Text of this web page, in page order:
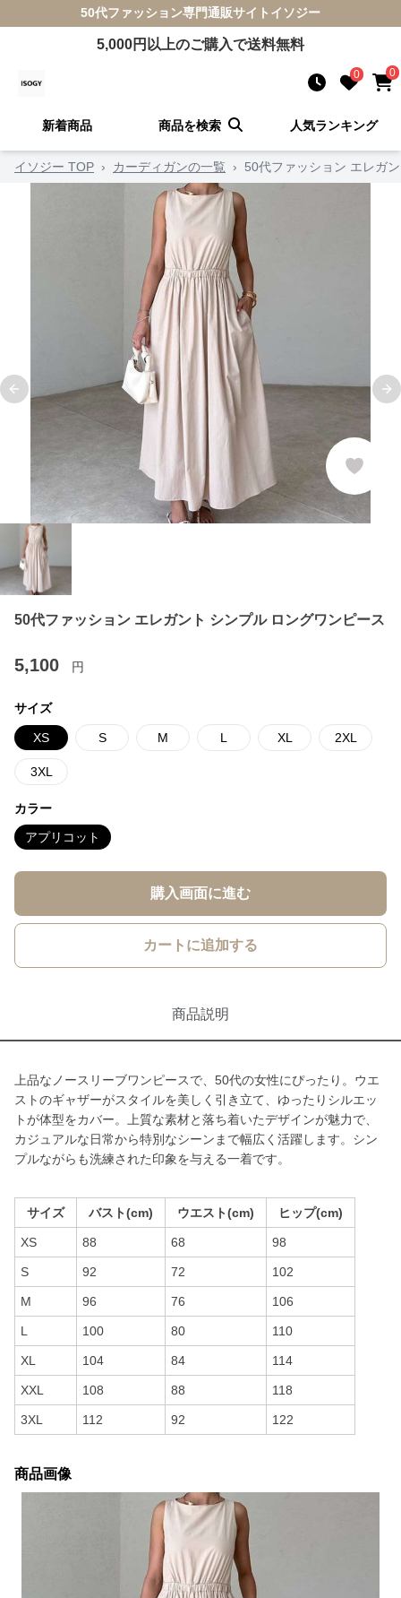
50代ファッション専門通販サイト イソジー
5,000円以上のご購入で送料無料
0 0
新着商品 商品を検索 人気ランキング
イソジー TOP › カーディガンの一覧 › 50代ファッション エレガ
Previous slide
50代ファッション エレガント シンプル ロングワンピース
5,100 円
サイズ
XS S M L XL 2XL
3XL
カラー
アプリコット
購入画面に進む
カートに追加する
商品説明
上品なノースリーブワンピースで、50代の女性にぴったり。ウエ
ストのギャザーがスタイルを美しく引き立て、ゆったりシルエッ
トが体型をカバー。上質な素材と落ち着いたデザインが魅力で、
カジュアルな日常から特別なシーンまで幅広く活躍します。シン
プルながらも洗練された印象を与える一着です。
サイズ バスト(cm) ウエスト(cm) ヒップ(cm)
XS 88 68 98
S 92 72 102
M 96 76 106
L 100 80 110
XL 104 84 114
XXL 108 88 118
3XL 112 92 122
商品画像